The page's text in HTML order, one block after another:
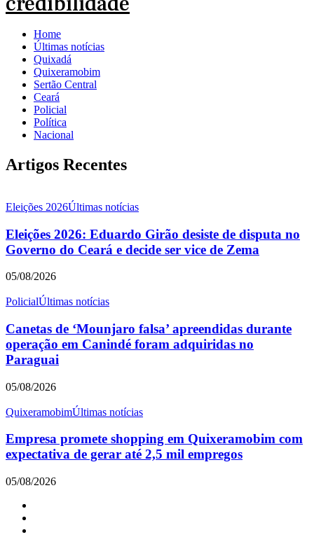
Home
Últimas notícias
Quixadá
Quixeramobim
Sertão Central
Ceará
Policial
Política
Nacional
Artigos Recentes
Eleições 2026Últimas notícias
Eleições 2026: Eduardo Girão desiste de disputa no
Governo do Ceará e decide ser vice de Zema
05/08/2026
PolicialÚltimas notícias
Canetas de ‘Mounjaro falsa’ apreendidas durante
operação em Canindé foram adquiridas no
Paraguai
05/08/2026
QuixeramobimÚltimas notícias
Empresa promete shopping em Quixeramobim com
expectativa de gerar até 2,5 mil empregos
05/08/2026